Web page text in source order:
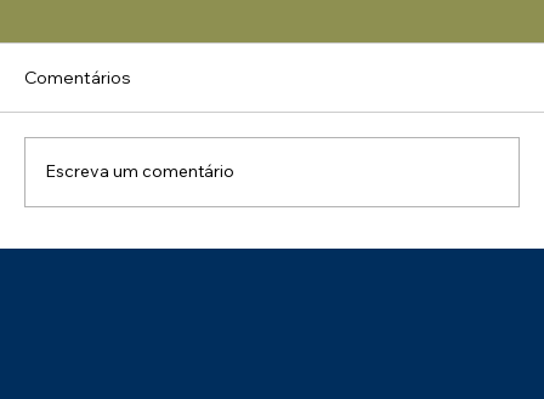
Comentários
Escreva um comentário